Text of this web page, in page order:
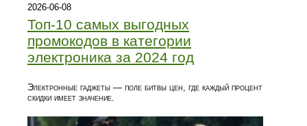
2026-06-08
Топ‑10 самых выгодных
промокодов в категории
электроника за 2024 год
Электронные гаджеты — поле битвы цен, где каждый процент
скидки имеет значение.